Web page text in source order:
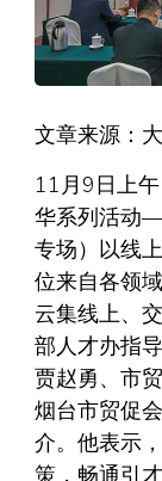
文章来源：
11月9日上
华系列活动
专场）以线
位来自各领
云集线上、
部人才办指
贾赵勇、市
烟台市贸促
介。他表示
策，畅通引